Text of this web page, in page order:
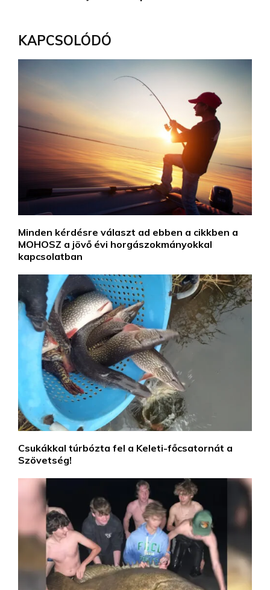
KAPCSOLÓDÓ
Minden kérdésre választ ad ebben a cikkben a
MOHOSZ a jövő évi horgászokmányokkal
kapcsolatban
Csukákkal túrbózta fel a Keleti-főcsatornát a
Szövetség!